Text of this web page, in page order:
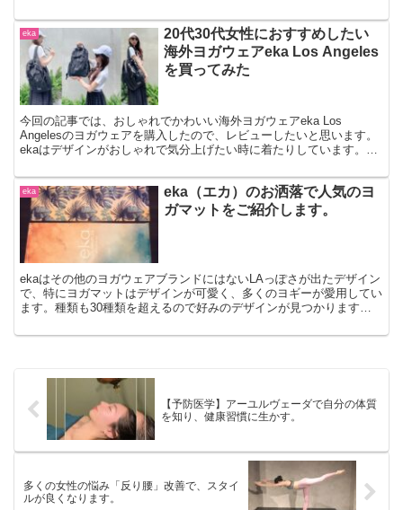
ださい。初回限定限り使用できます。
eka
20代30代女性におすすめしたい
海外ヨガウェアeka Los Angeles
を買ってみた
今回の記事では、おしゃれでかわいい海外ヨガウェアeka Los
Angelesのヨガウェアを購入したので、レビューしたいと思います。
ekaはデザインがおしゃれで気分上げたい時に着たりしています。お
eka
eka（エカ）のお洒落で人気のヨ
ガマットをご紹介します。
ekaはその他のヨガウェアブランドにはないLAっぽさが出たデザイン
で、特にヨガマットはデザインが可愛く、多くのヨギーが愛用してい
ます。種類も30種類を超えるので好みのデザインが見つかります。
【予防医学】アーユルヴェーダで自分の体質
を知り、健康習慣に生かす。
多くの女性の悩み「反り腰」改善で、スタイ
ルが良くなります。